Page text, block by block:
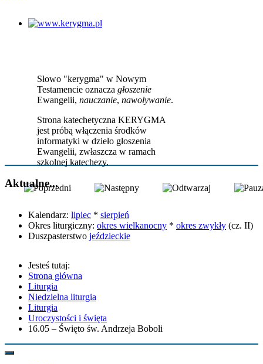
Słowo "kerygma" w Nowym
Testamencie oznacza głoszenie
Ewangelii, nauczanie, nawoływanie.
Strona katechetyczna KERYGMA
jest próbą włączenia środków
informatyki w dzieło głoszenia
Ewangelii, zwłaszcza w ramach
szkolnej katechezy.
Aktualne...
Kalendarz: lipiec * sierpień
Okres liturgiczny: okres wielkanocny * okres zwykły (cz. II)
Duszpasterstwo jeździeckie
Jesteś tutaj:
Strona główna
Liturgia
Niedzielna liturgia
Liturgia
Uroczystości i święta
16.05 – Święto św. Andrzeja Boboli